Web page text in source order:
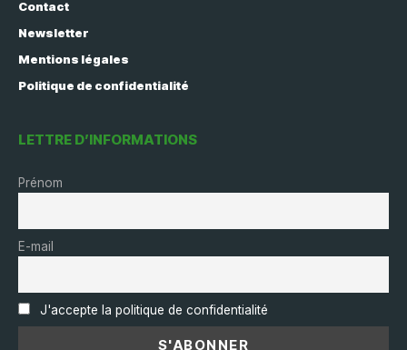
Contact
Newsletter
Mentions légales
Politique de confidentialité
LETTRE D’INFORMATIONS
Prénom
E-mail
J'accepte la politique de confidentialité